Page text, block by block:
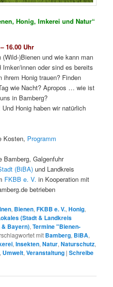
Honig, Imkerei und Natur“
16.00 Uhr
(Wild-)Bienen und wie kann man
innen oder sind es bereits
Honig trauen? Finden
wie Nacht? Apropos … wie ist
in Bamberg?
Honig haben wir natürlich
Kosten, Programm
Bamberg, Galgenfuhr
(BiBA) und Landkreis
FKBB e. V. in Kooperation mit
betrieben
, Bienen,FKBB e. V.,Honig,
(Stadt & Landkreis
& Bayern),Termine "Bienen-
mit Bamberg, BiBA,
,Insekten,Natur,Naturschutz,
, Umwelt,Veranstaltung |Schreibe